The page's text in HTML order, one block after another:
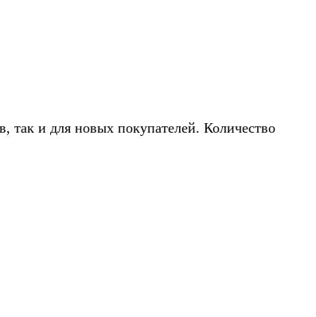
так и для новых покупателей. Количество